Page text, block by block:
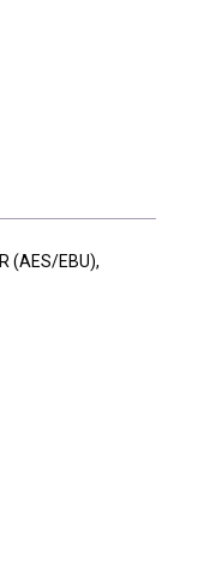
(AES/EBU),